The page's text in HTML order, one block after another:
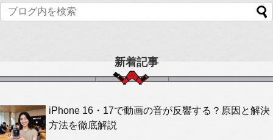
新着記事
iPhone 16・17で動画の音が反響する？原因と解決
方法を徹底解説